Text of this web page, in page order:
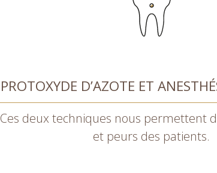
PROTOXYDE D’AZOTE ET
Ces deux techniques nous permettent
et peurs des patients.